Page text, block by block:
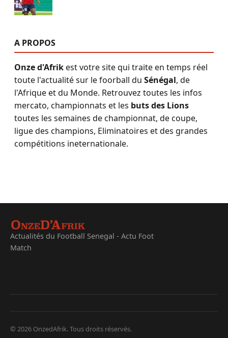
A PROPOS
Onze d'Afrikest votre site qui traite en temps réel
toute l'actualité sur le foorball du Sénégal, de
l'Afrique et du Monde. Retrouvez toutes les infos
mercato, championnats et les buts des Lions
toutes les semaines de championnat, de coupe,
ligue des champions, Eliminatoires et des grandes
compétitions ineternationale.
Actualités du Football Senegal - Actu Foot
Match
© 2026 OnzedAfrik. Tous droits réservés.